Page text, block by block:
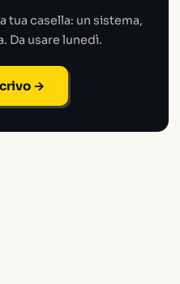
tua casella: un sistema,
Da usare lunedì.
→